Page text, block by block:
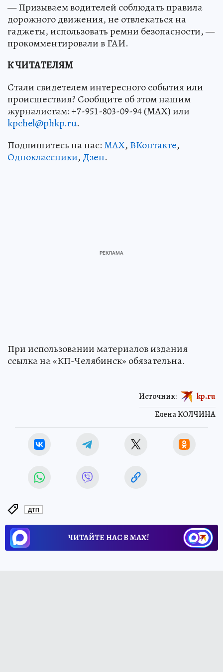
— Призываем водителей соблюдать правила
дорожного движения, не отвлекаться на
гаджеты, использовать ремни безопасности, —
прокомментировали в ГАИ.
К ЧИТАТЕЛЯМ
Стали свидетелем интересного события или
происшествия? Сообщите об этом нашим
журналистам: +7-951-803-09-94 (MAX) или
kpchel@phkp.ru.
Подпишитесь на нас:MAX, ВКонтакте,
Одноклассники, Дзен.
При использовании материалов издания
ссылка на «КП-Челябинск» обязательна.
Елена КОЛЧИНА
Источник: kp.ru
ДТП
ЧИТАЙТЕ НАС В МАХ!